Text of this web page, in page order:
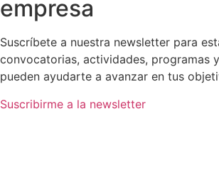
empresa
Suscríbete a nuestra newsletter para
convocatorias, actividades, programas
pueden ayudarte a avanzar en tus
Suscribirme a la newsletter